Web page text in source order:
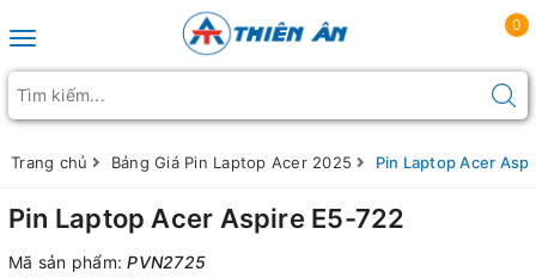
Toggle navigation
0
Trang chủ Bảng Giá Pin Laptop Acer 2025 Pin Laptop Acer
Pin Laptop Acer Aspire E5-722
Mã sản phẩm:PVN2725